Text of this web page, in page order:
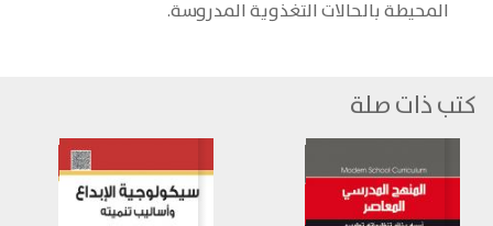
المحيطة بالحالات التغذوية المدروسة.
كتب ذات صلة